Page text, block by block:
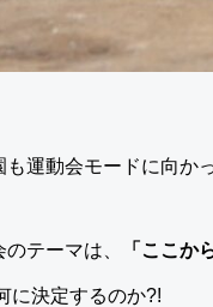
運動会モードに向か
テーマは、 「ここ
に決定するのか?!